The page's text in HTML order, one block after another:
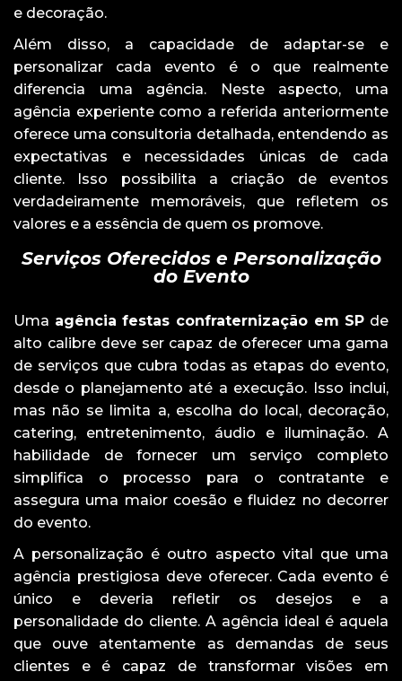
e decoração.
Além disso, a capacidade de adaptar-se e
personalizar cada evento é o que realmente
diferencia uma agência. Neste aspecto, uma
agência experiente como a referida anteriormente
oferece uma consultoria detalhada, entendendo as
expectativas e necessidades únicas de cada
cliente. Isso possibilita a criação de eventos
verdadeiramente memoráveis, que refletem os
valores e a essência de quem os promove.
Serviços Oferecidos e Personalização
do Evento
Uma agência festas confraternização em SP de
alto calibre deve ser capaz de oferecer uma gama
de serviços que cubra todas as etapas do evento,
desde o planejamento até a execução. Isso inclui,
mas não se limita a, escolha do local, decoração,
catering, entretenimento, áudio e iluminação. A
habilidade de fornecer um serviço completo
simplifica o processo para o contratante e
assegura uma maior coesão e fluidez no decorrer
do evento.
A personalização é outro aspecto vital que uma
agência prestigiosa deve oferecer. Cada evento é
único e deveria refletir os desejos e a
personalidade do cliente. A agência ideal é aquela
que ouve atentamente as demandas de seus
clientes e é capaz de transformar visões em